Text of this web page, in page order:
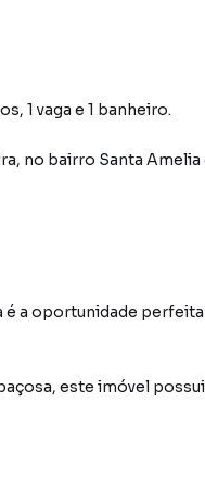
1 vaga e 1 banheiro.
, no bairro Santa Amelia
e
este imóvel